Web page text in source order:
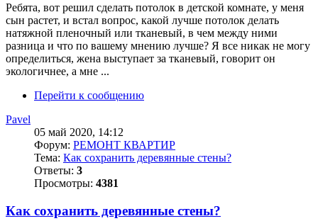
Ребята, вот решил сделать потолок в детской комнате, у меня
сын растет, и встал вопрос, какой лучше потолок делать
натяжной пленочный или тканевый, в чем между ними
разница и что по вашему мнению лучше? Я все никак не могу
определиться, жена выступает за тканевый, говорит он
экологичнее, а мне ...
Перейти к сообщению
Pavel
05 май 2020, 14:12
Форум: РЕМОНТ КВАРТИР
Тема: Как сохранить деревянные стены?
Ответы: 3
Просмотры: 4381
Как сохранить деревянные стены?